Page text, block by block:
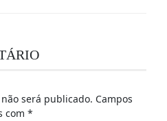
será publicado. Campos
com *